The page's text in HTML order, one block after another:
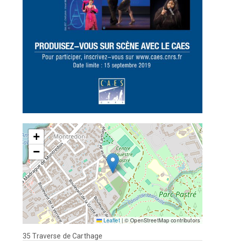
+
−
Leaflet | © OpenStreetMap contributors
35 Traverse de Carthage